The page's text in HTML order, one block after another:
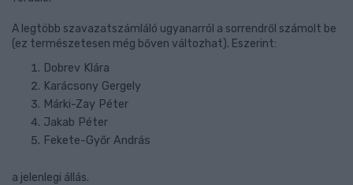
A legtöbb szavazatszámláló ugyanarról a sorrendről számolt be
(ez természetesen még bőven változhat). Eszerint:
Dobrev Klára
Karácsony Gergely
Márki-Zay Péter
Jakab Péter
Fekete-Győr András
a jelenlegi állás.